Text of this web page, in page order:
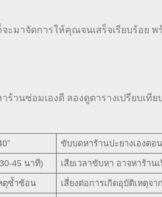
ะมาจัดการให้คุณจนเสร็จเรียบร้อย พ
านซ่อมเองดี ลองดูตารางเปรียบเทีย
ขับบดหาร้านปะยางเองตอ
45 นาที) เสียเวลาขับหา อาจหาร้านเ
ตุซ้ำซ้อน เสี่ยงต่อการเกิดอุบัติเหตุจ